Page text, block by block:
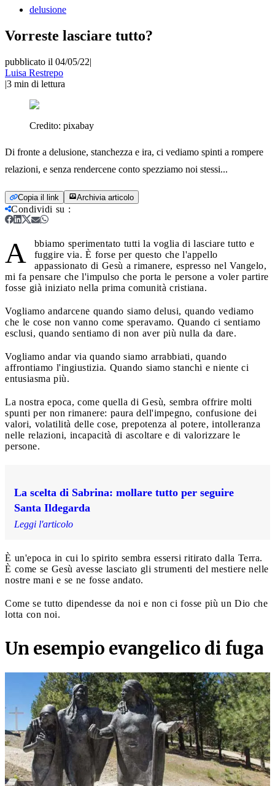
delusione
Vorreste lasciare tutto?
pubblicato il 04/05/22|
Luisa Restrepo
|3 min di lettura
Credito: pixabay
Di fronte a delusione, stanchezza e ira, ci vediamo spinti a rompere
relazioni, e senza rendercene conto spezziamo noi stessi...
Copia il link Archivia articolo
Condividi su :
A
bbiamo sperimentato tutti la voglia di lasciare tutto e
fuggire via. È forse per questo che l'appello
appassionato di Gesù a rimanere, espresso nel Vangelo,
mi fa pensare che l'impulso che porta le persone a voler partire
fosse già iniziato nella prima comunità cristiana.
Vogliamo andarcene quando siamo delusi, quando vediamo
che le cose non vanno come speravamo. Quando ci sentiamo
esclusi, quando sentiamo di non aver più nulla da dare.
Vogliamo andar via quando siamo arrabbiati, quando
affrontiamo l'ingiustizia. Quando siamo stanchi e niente ci
entusiasma più.
La nostra epoca, come quella di Gesù, sembra offrire molti
spunti per non rimanere: paura dell'impegno, confusione dei
valori, volatilità delle cose, prepotenza al potere, intolleranza
nelle relazioni, incapacità di ascoltare e di valorizzare le
persone.
La scelta di Sabrina: mollare tutto per seguire
Santa Ildegarda
Leggi l'articolo
È un'epoca in cui lo spirito sembra essersi ritirato dalla Terra.
È come se Gesù avesse lasciato gli strumenti del mestiere nelle
nostre mani e se ne fosse andato.
Come se tutto dipendesse da noi e non ci fosse più un Dio che
lotta con noi.
Un esempio evangelico di fuga